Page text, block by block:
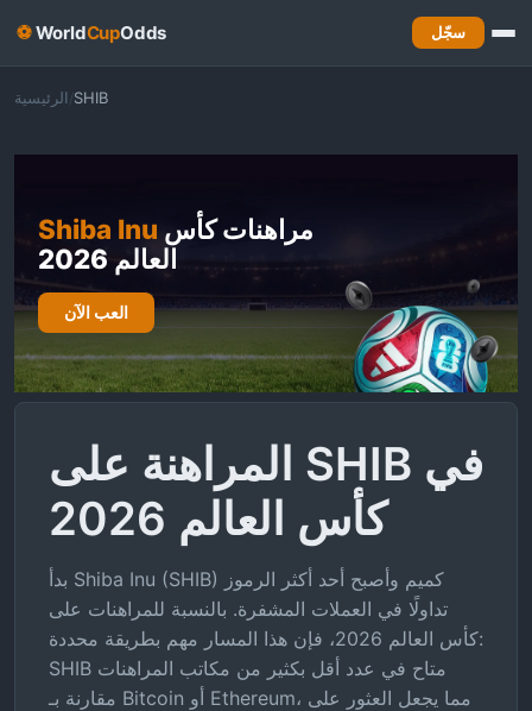
⚽WorldCupOdds سجّل
الرئيسية/ SHIB
Shiba Inu
العالم 2026
العب الآن
المراهنة على SHIB في
كأس العالم 2026
بدأ Shiba Inu (SHIB) كميم وأصبح أحد أكثر الرموز
تداولًا في العملات المشفرة. بالنسبة للمراهنات على
كأس العالم 2026، فإن هذا المسار مهم بطريقة محددة:
SHIB متاح في عدد أقل بكثير من مكاتب المراهنات
مقارنة بـ Bitcoin أو Ethereum، مما يجعل العثور على